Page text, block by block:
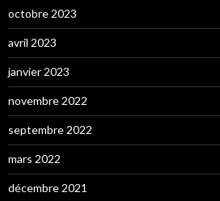
octobre 2023
avril 2023
janvier 2023
novembre 2022
septembre 2022
mars 2022
décembre 2021